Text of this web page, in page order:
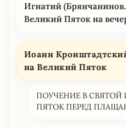
Игнатий
Великий Пяток на
Иоанн
на Великий Пяток
ПОУЧЕНИЕ В СВЯТОЙ
ПЯТОК ПЕРЕД